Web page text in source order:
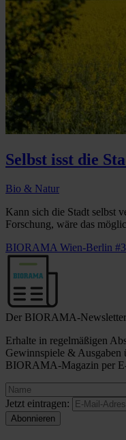
Selbst isst die
Bio & Natur
Kann sich die Stadt selbst
Forschung, wäre das
BIORAMA Wien-Berlin #3
Der BIORAMA-Newsletter
Erhalte in regelmäßigen
Gewinnspiele & Ausgaben
BIORAMA-Magazin per
Jetzt eintragen: